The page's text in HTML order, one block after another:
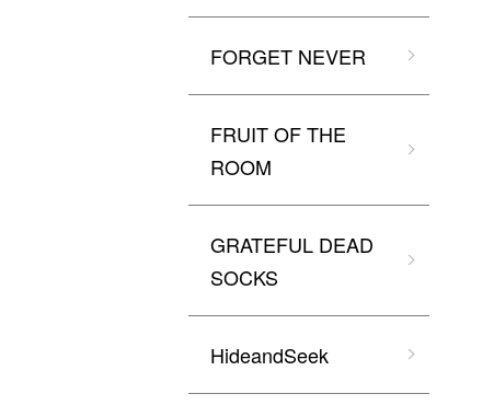
FORGET NEVER
FRUIT OF THE
ROOM
GRATEFUL DEAD
SOCKS
HideandSeek